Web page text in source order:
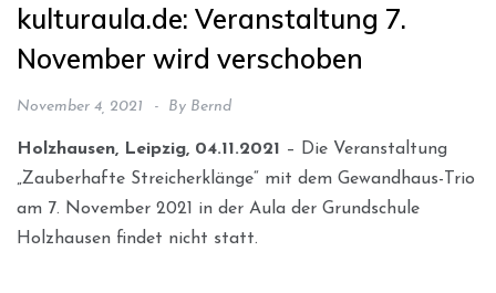
kulturaula.de: Veranstaltung 7.
November wird verschoben
November 4, 2021 By Bernd
Holzhausen, Leipzig, 04.11.2021
– Die Veranstaltung
„Zauberhafte Streicherklänge“ mit dem Gewandhaus-Trio
am 7. November 2021 in der Aula der Grundschule
Holzhausen findet nicht statt.